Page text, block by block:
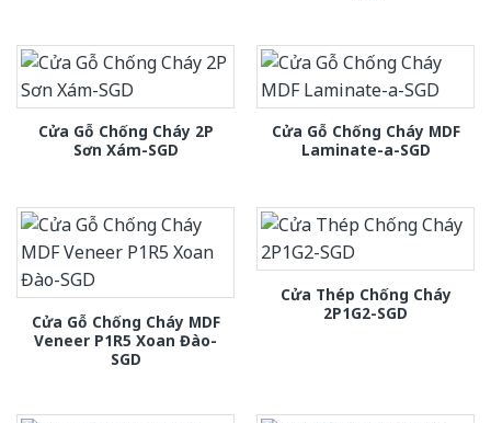
Cửa Gỗ Chống Cháy 2P
Sơn Xám-SGD
Cửa Gỗ Chống Cháy MDF
Laminate-a-SGD
Cửa Gỗ Chống Cháy MDF
Veneer P1R5 Xoan Đào-
SGD
Cửa Thép Chống Cháy
2P1G2-SGD